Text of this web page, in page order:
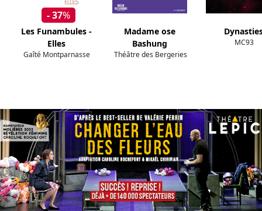
- 37%
Les Funambules -
Elles
Gaîté Montparnasse
Madame ose
Bashung
Théâtre des Bergeries
MC93